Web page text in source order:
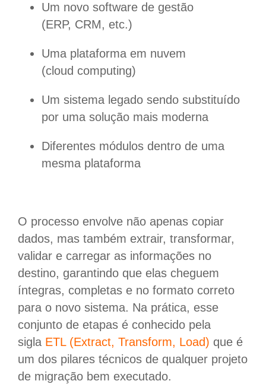
Um novo software de gestão
(ERP, CRM, etc.)
Uma plataforma em nuvem
(cloud computing)
Um sistema legado sendo substituído
por uma solução mais moderna
Diferentes módulos dentro de uma
mesma plataforma
O processo envolve não apenas copiar
dados, mas também extrair, transformar,
validar e carregar as informações no
destino, garantindo que elas cheguem
íntegras, completas e no formato correto
para o novo sistema. Na prática, esse
conjunto de etapas é conhecido pela
sigla ETL (Extract, Transform, Load) que é
um dos pilares técnicos de qualquer projeto
de migração bem executado.